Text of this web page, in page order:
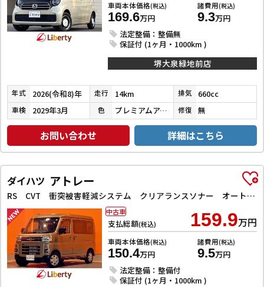
車両本体価格(税込)
169.6万円
諸費用(税込)
9.3万円
法定整備：整備無
保証付 (1ヶ月・1000km )
堺大泉緑地前店
年式 2026(令和8)年 走行 14km 排気 660cc
車検 2029年3月 色 プレミアムアイボリーパールⅡ 修復 無
お問い合わせ 詳細はこちら
ダイハツ アトレー
RS CVT 衝突被害軽減システム クリアランスソナー オートクルーズコントロール ナビ TV バックカメラ 両側電動スライドドア スマートキー アイドリングストップ 電動格納ミラー
支払総額(税込) 159.9万円
車両本体価格(税込)
150.4万円
諸費用(税込)
9.5万円
法定整備：整備付
保証付 (1ヶ月・1000km )
中古車